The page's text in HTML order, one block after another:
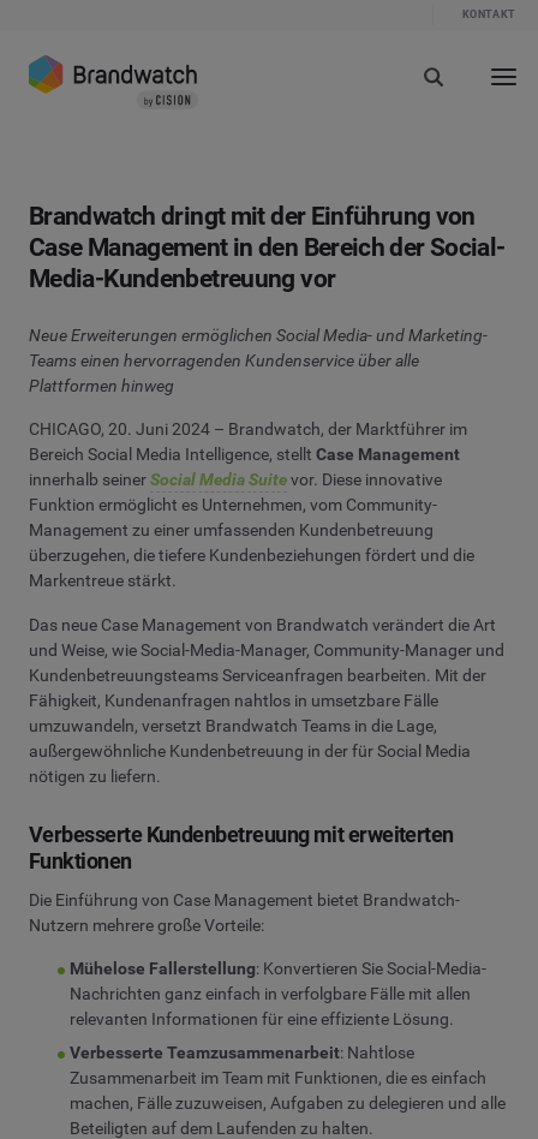
KONTAKT
Brandwatch dringt mit der Einführung von
Case Management in den Bereich der Social-
Media-Kundenbetreuung vor
Neue Erweiterungen ermöglichen Social Media- und Marketing-
Teams einen hervorragenden Kundenservice über alle
Plattformen hinweg
CHICAGO, 20. Juni 2024 – Brandwatch, der Marktführer im
Bereich Social Media Intelligence, stellt Case Management
innerhalb seinerSocial Media Suitevor. Diese innovative
Funktion ermöglicht es Unternehmen, vom Community-
Management zu einer umfassenden Kundenbetreuung
überzugehen, die tiefere Kundenbeziehungen fördert und die
Markentreue stärkt.
Das neue Case Management von Brandwatch verändert die Art
und Weise, wie Social-Media-Manager, Community-Manager und
Kundenbetreuungsteams Serviceanfragen bearbeiten. Mit der
Fähigkeit, Kundenanfragen nahtlos in umsetzbare Fälle
umzuwandeln, versetzt Brandwatch Teams in die Lage,
außergewöhnliche Kundenbetreuung in der für Social Media
nötigen zu liefern.
Verbesserte Kundenbetreuung mit erweiterten
Funktionen
Die Einführung von Case Management bietet Brandwatch-
Nutzern mehrere große Vorteile:
Mühelose Fallerstellung: Konvertieren Sie Social-Media-
Nachrichten ganz einfach in verfolgbare Fälle mit allen
relevanten Informationen für eine effiziente Lösung.
Verbesserte Teamzusammenarbeit: Nahtlose
Zusammenarbeit im Team mit Funktionen, die es einfach
machen, Fälle zuzuweisen, Aufgaben zu delegieren und alle
Beteiligten auf dem Laufenden zu halten.